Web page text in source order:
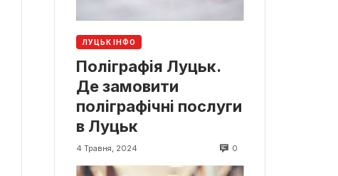
ЛУЦЬК ІНФО
Поліграфія Луцьк.
Де замовити
поліграфічні послуги
в Луцьк
4 Травня, 2024 0